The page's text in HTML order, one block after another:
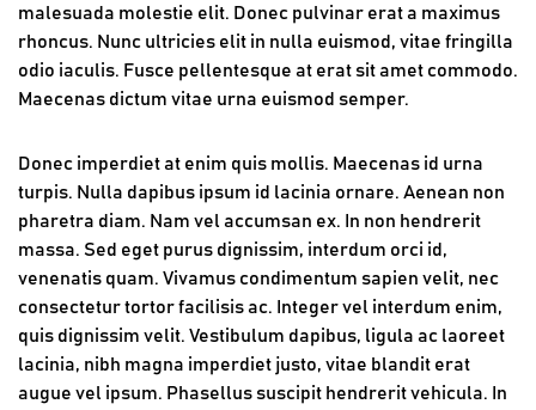
malesuada molestie elit. Donec pulvinar erat a maximus
rhoncus. Nunc ultricies elit in nulla euismod, vitae fringilla
odio iaculis. Fusce pellentesque at erat sit amet commodo.
Maecenas dictum vitae urna euismod semper.
Donec imperdiet at enim quis mollis. Maecenas id urna
turpis. Nulla dapibus ipsum id lacinia ornare. Aenean non
pharetra diam. Nam vel accumsan ex. In non hendrerit
massa. Sed eget purus dignissim, interdum orci id,
venenatis quam. Vivamus condimentum sapien velit, nec
consectetur tortor facilisis ac. Integer vel interdum enim,
quis dignissim velit. Vestibulum dapibus, ligula ac laoreet
lacinia, nibh magna imperdiet justo, vitae blandit erat
augue vel ipsum. Phasellus suscipit hendrerit vehicula. In